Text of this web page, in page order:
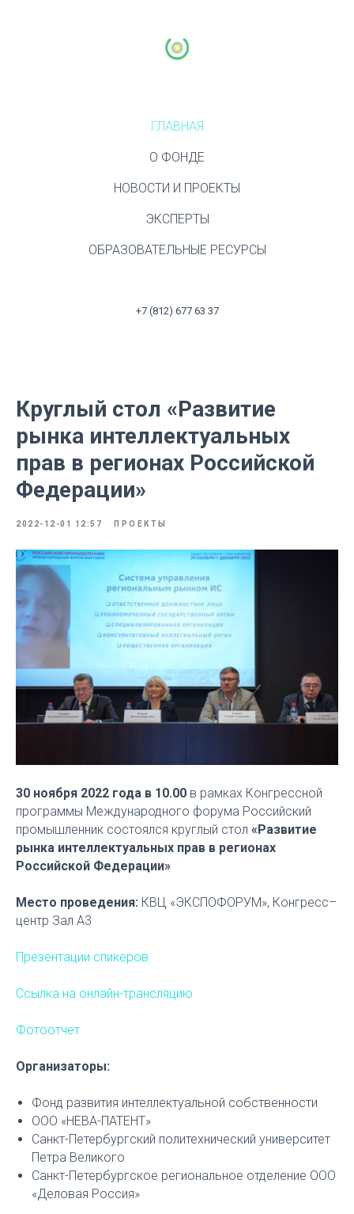
ГЛАВНАЯ
О ФОНДЕ
НОВОСТИ И ПРОЕКТЫ
ЭКСПЕРТЫ
ОБРАЗОВАТЕЛЬНЫЕ РЕСУРСЫ
+7 (812) 677 63 37
Круглый стол «Развитие
рынка интеллектуальных
прав в регионах Российской
Федерации»
2022-12-01 12:57 ПРОЕКТЫ
30 ноября 2022 года в 10.00 в рамках Конгрессной
программы Международного форума Российский
промышленник состоялся круглый стол «Развитие
рынка интеллектуальных прав в регионах
Российской Федерации»
Место проведения: КВЦ «ЭКСПОФОРУМ», Конгресс–
центр Зал А3
Презентации спикеров
Ссылка на онлайн-трансляцию
Фотоотчет
Организаторы:
Фонд развития интеллектуальной собственности
ООО «НЕВА-ПАТЕНТ»
Санкт-Петербургский политехнический университет
Петра Великого
Санкт-Петербургское региональное отделение ООО
«Деловая Россия»